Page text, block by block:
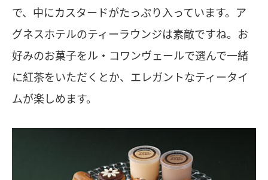
で、中にカスタードがたっぷり入っています。ア
グネスホテルのティーラウンジは素敵ですね。お
好みのお菓子をル・コワンヴェールで選んで一緒
に紅茶をいただくとか、エレガントなティータイ
ムが楽しめます。